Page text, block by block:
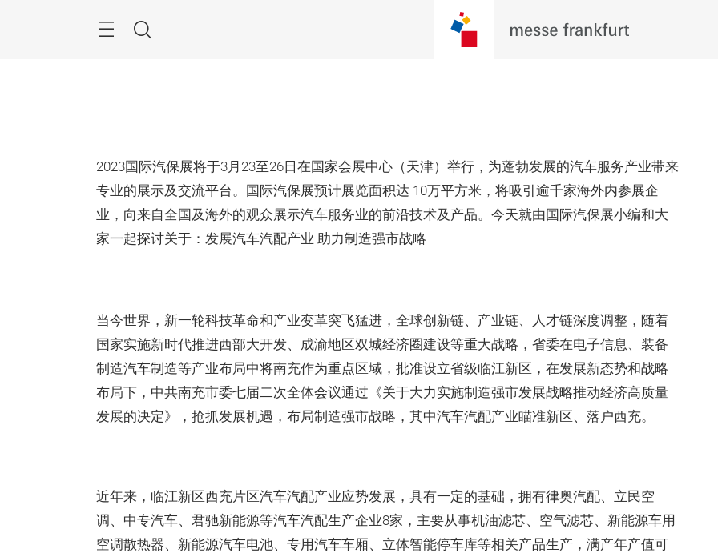
菜
搜
2023国际汽保展将于3月23至26日在国家会展中心（天津）举行，为蓬勃发展的汽车服务产业带来
专业的展示及交流平台。国际汽保展预计展览面积达 10万平方米，将吸引逾千家海外内参展企
业，向来自全国及海外的观众展示汽车服务业的前沿技术及产品。今天就由国际汽保展小编和大
家一起探讨关于：发展汽车汽配产业 助力制造强市战略
当今世界，新一轮科技革命和产业变革突飞猛进，全球创新链、产业链、人才链深度调整，随着
国家实施新时代推进西部大开发、成渝地区双城经济圈建设等重大战略，省委在电子信息、装备
制造汽车制造等产业布局中将南充作为重点区域，批准设立省级临江新区，在发展新态势和战略
布局下，中共南充市委七届二次全体会议通过《关于大力实施制造强市发展战略推动经济高质量
发展的决定》，抢抓发展机遇，布局制造强市战略，其中汽车汽配产业瞄准新区、落户西充。
近年来，临江新区西充片区汽车汽配产业应势发展，具有一定的基础，拥有律奥汽配、立民空
调、中专汽车、君驰新能源等汽车汽配生产企业8家，主要从事机油滤芯、空气滤芯、新能源车用
空调散热器、新能源汽车电池、专用汽车车厢、立体智能停车库等相关产品生产，满产年产值可